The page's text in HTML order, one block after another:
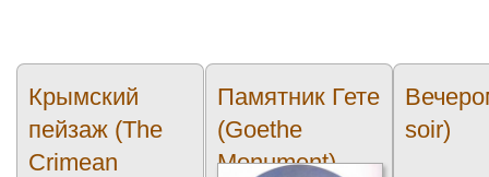
Крымский
пейзаж (The
Crimean
Памятник Гете
(Goethe
Monument)
soir)